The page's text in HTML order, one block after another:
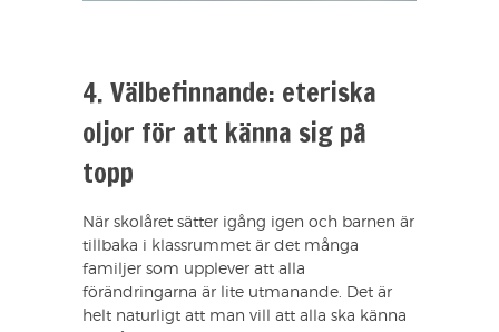
4. Välbefinnande: eteriska
oljor för att känna sig på
topp
När skolåret sätter igång igen och barnen är
tillbaka i klassrummet är det många
familjer som upplever att alla
förändringarna är lite utmanande. Det är
helt naturligt att man vill att alla ska känna